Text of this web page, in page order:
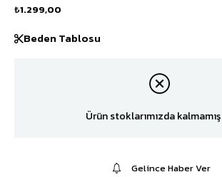
₺1.299,00
Beden Tablosu
Ürün stoklarımızda
Gelince Haber Ver